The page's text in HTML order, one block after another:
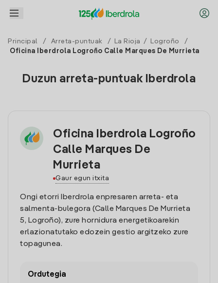
Principal / Arreta-puntuak / La Rioja / Logroño
/
Oficina Iberdrola Logroño Calle Marques De Murrieta
Duzun arreta-puntuak Iberdrola
Oficina Iberdrola Logroño
Calle Marques De
Murrieta
Gaur egun itxita
Ongi etorri Iberdrola enpresaren arreta- eta
salmenta-bulegora (Calle Marques De Murrieta
5, Logroño), zure hornidura energetikoarekin
erlazionatutako edozein gestio argitzeko zure
topagunea.
Ordutegia